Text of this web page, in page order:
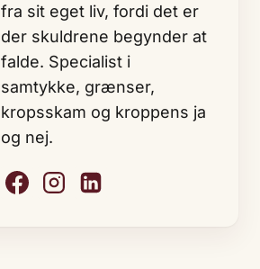
fra sit eget liv, fordi det er
der skuldrene begynder at
falde. Specialist i
samtykke, grænser,
kropsskam og kroppens ja
og nej.